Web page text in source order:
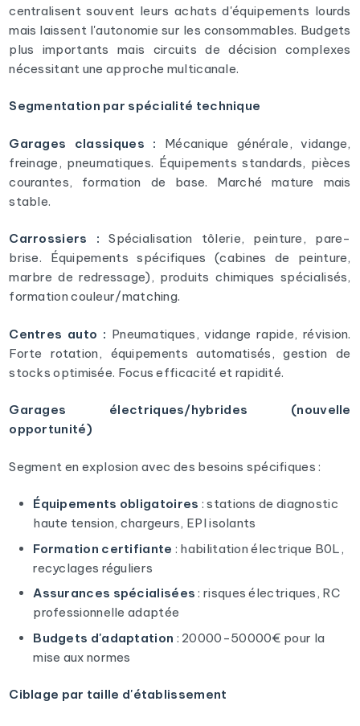
centralisent souvent leurs achats d'équipements lourds
mais laissent l'autonomie sur les consommables. Budgets
plus importants mais circuits de décision complexes
nécessitant une approche multicanale.
Segmentation par spécialité technique
Garages classiques : Mécanique générale, vidange,
freinage, pneumatiques. Équipements standards, pièces
courantes, formation de base. Marché mature mais
stable.
Carrossiers : Spécialisation tôlerie, peinture, pare-
brise. Équipements spécifiques (cabines de peinture,
marbre de redressage), produits chimiques spécialisés,
formation couleur/matching.
Centres auto : Pneumatiques, vidange rapide, révision.
Forte rotation, équipements automatisés, gestion de
stocks optimisée. Focus efficacité et rapidité.
Garages électriques/hybrides (nouvelle
opportunité)
Segment en explosion avec des besoins spécifiques :
Équipements obligatoires : stations de diagnostic
haute tension, chargeurs, EPI isolants
Formation certifiante : habilitation électrique B0L,
recyclages réguliers
Assurances spécialisées : risques électriques, RC
professionnelle adaptée
Budgets d'adaptation : 20000-50000€ pour la
mise aux normes
Ciblage par taille d'établissement